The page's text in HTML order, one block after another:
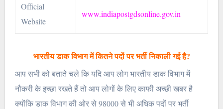
Official
Website
www.indiapostgdsonline.gov.in
भारतीय डाक विभाग में कितने पदों पर भर्ती निकाली गई है?
आप सभी को बताते चले कि यदि आप लोग भारतीय डाक विभाग में
नौकरी के इच्छा रखते हैं तो आप लोगों के लिए काफी अच्छी खबर है
क्योंकि डाक विभाग की ओर से 98000 से भी अधिक पदों पर भर्ती